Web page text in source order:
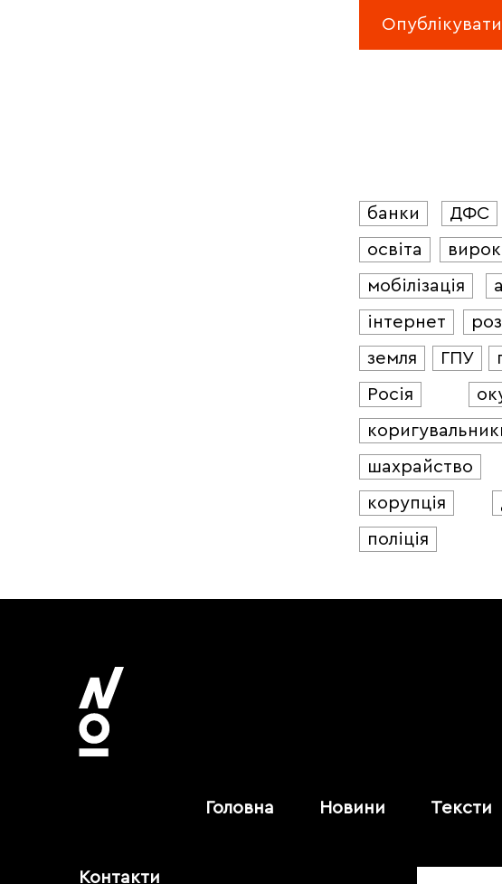
банки ДФС
освіта
вирок
мобілізація
інтернет
земля
ГПУ
Росія
шахрайство
корупція
поліція
Головна Новини Тексти
Контакти